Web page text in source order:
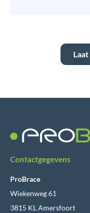
Contactgegevens
ProBrace
Wiekenweg 61
3815 KL Amersfoort